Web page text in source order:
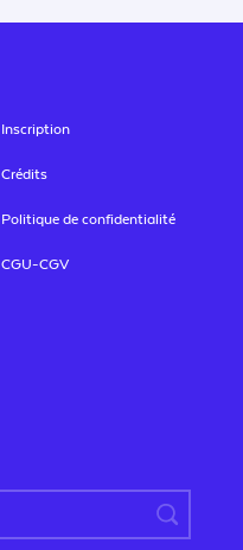
Inscription
Crédits
Politique de confidentialité
CGU-CGV